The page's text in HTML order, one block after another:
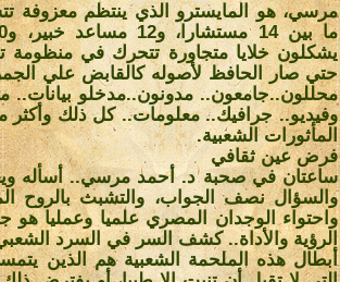
يشكلون خلايا متجاورة تتحرك في منظومة
حتي صار الحافظ لأصوله كالقابض علي
محللون..جامعون.. مدونون..مدخلو
وفيديو.. جرافيك.. معلومات.. كل ذلك
المأثورات الشعبية.
فرض عين ثقافي
ساعتان في صحبة د. أحمد مرسي.. أسأله
والسؤال نصف الجواب، والتشبث بالروح
واحتواء الوجدان المصري علميا وعمليا هو
الرؤية والأداة.. كشف السر في السرد
أبطال هذه الملحمة الشعبية هم الذين